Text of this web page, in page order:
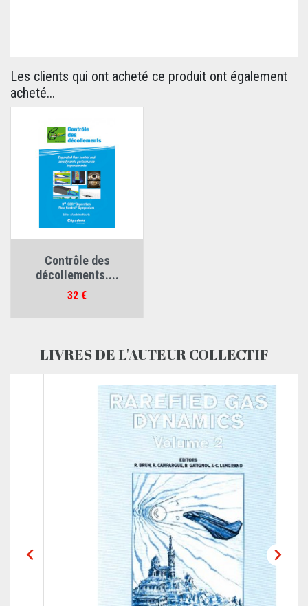
Les clients qui ont acheté ce produit ont également
acheté...
Contrôle des
décollements....
Prix
32 €
LIVRES DE L'AUTEUR COLLECTIF
 